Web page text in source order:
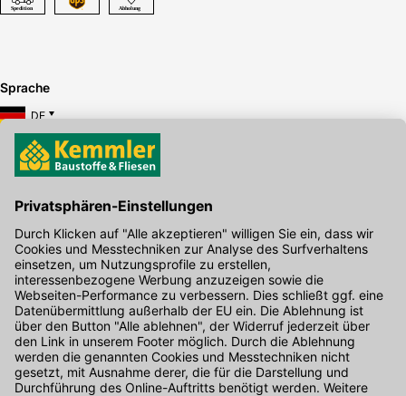
Sprache
DE
Hier gibt's die kostenlose App
Kontakt
Unser Onlineshop Team ist montags bis freitags von 08:00 - 17:00
Uhr unter der Telefonnummer07071 / 151-151für Sie erreichbar.